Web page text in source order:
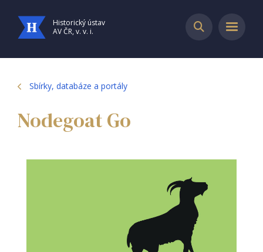
Historický ústav
AV ČR, v. v. i.
Sbírky, databáze a portály
Nodegoat Go